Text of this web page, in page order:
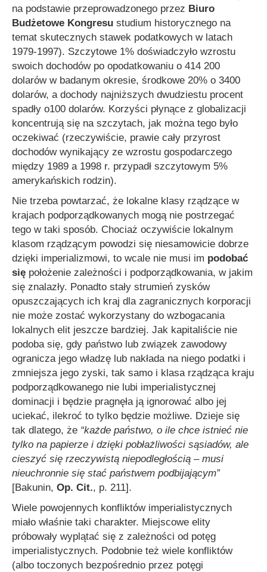
na podstawie przeprowadzonego przez Biuro
Budżetowe Kongresu studium historycznego na
temat skutecznych stawek podatkowych w latach
1979-1997). Szczytowe 1% doświadczyło wzrostu
swoich dochodów po opodatkowaniu o 414 200
dolarów w badanym okresie, środkowe 20% o 3400
dolarów, a dochody najniższych dwudziestu procent
spadły o100 dolarów. Korzyści płynące z globalizacji
koncentrują się na szczytach, jak można tego było
oczekiwać (rzeczywiście, prawie cały przyrost
dochodów wynikający ze wzrostu gospodarczego
między 1989 a 1998 r. przypadł szczytowym 5%
amerykańskich rodzin).
Nie trzeba powtarzać, że lokalne klasy rządzące w
krajach podporządkowanych mogą nie postrzegać
tego w taki sposób. Chociaż oczywiście lokalnym
klasom rządzącym powodzi się niesamowicie dobrze
dzięki imperializmowi, to wcale nie musi im podobać
się położenie zależności i podporządkowania, w jakim
się znalazły. Ponadto stały strumień zysków
opuszczających ich kraj dla zagranicznych korporacji
nie może zostać wykorzystany do wzbogacania
lokalnych elit jeszcze bardziej. Jak kapitaliście nie
podoba się, gdy państwo lub związek zawodowy
ogranicza jego władzę lub nakłada na niego podatki i
zmniejsza jego zyski, tak samo i klasa rządząca kraju
podporządkowanego nie lubi imperialistycznej
dominacji i będzie pragnęła ją ignorować albo jej
uciekać, ilekroć to tylko będzie możliwe. Dzieje się
tak dlatego, że “każde państwo, o ile chce istnieć nie
tylko na papierze i dzięki pobłażliwości sąsiadów, ale
cieszyć się rzeczywistą niepodległością – musi
nieuchronnie się stać państwem podbijającym”
[Bakunin, Op. Cit., p. 211].
Wiele powojennych konfliktów imperialistycznych
miało właśnie taki charakter. Miejscowe elity
próbowały wyplątać się z zależności od potęg
imperialistycznych. Podobnie też wiele konfliktów
(albo toczonych bezpośrednio przez potęgi